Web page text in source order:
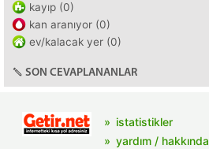
kayıp (0)
kan aranıyor (0)
ev/kalacak yer (0)
SON CEVAPLANANLAR
istatistikler
yardım / hakkında